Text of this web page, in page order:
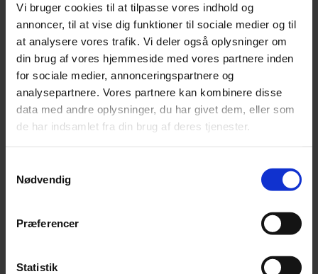
Vi bruger cookies til at tilpasse vores indhold og
annoncer, til at vise dig funktioner til sociale medier og til
at analysere vores trafik. Vi deler også oplysninger om
din brug af vores hjemmeside med vores partnere inden
for sociale medier, annonceringspartnere og
analysepartnere. Vores partnere kan kombinere disse
data med andre oplysninger, du har givet dem, eller som
de har indsamlet fra din brug af deres tjenester.
Nødvendig
Præferencer
Statistik
Se alle Mohair
angora
Bella Color
Desiderio
Filnovo
Mulberry Silk
Leonora
Silk Mohair
Tilia
Se alle Alpaka
Alpaca 2